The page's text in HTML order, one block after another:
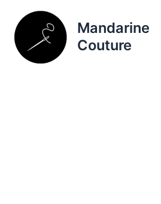
contenu
Mandarine
Couture